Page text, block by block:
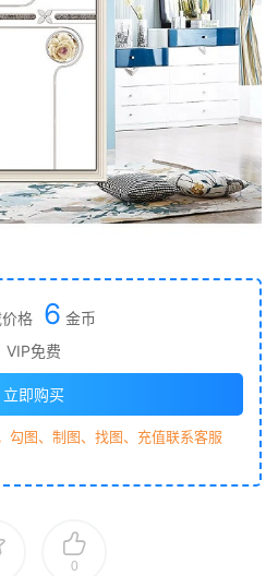
格 6 金币
VIP免费
立即购买
勾图、制图、找图、充值联系客服
0